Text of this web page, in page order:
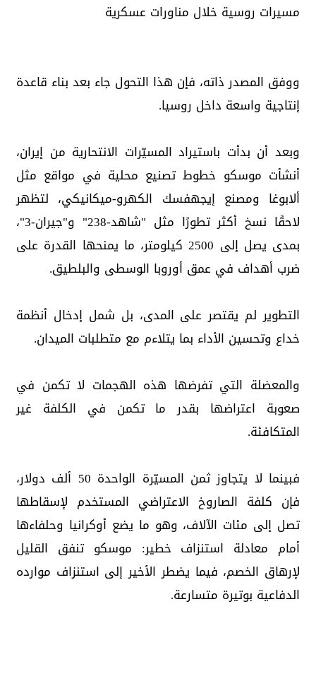
مسيرات روسية خلال مناورات عسكرية
ووفق المصدر ذاته، فإن هذا التحول جاء بعد بناء قاعدة
إنتاجية واسعة داخل روسيا.
وبعد أن بدأت باستيراد المسيّرات الانتحارية من إيران،
أنشأت موسكو خطوط تصنيع محلية في مواقع مثل
ألابوغا ومصنع إيجهفسك الكهرو-ميكانيكي، لتظهر
لاحقًا نسخ أكثر تطورًا مثل "شاهد-238" و"جيران-3"،
بمدى يصل إلى 2500 كيلومتر، ما يمنحها القدرة على
ضرب أهداف في عمق أوروبا الوسطى والبلطيق.
التطوير لم يقتصر على المدى، بل شمل إدخال أنظمة
خداع وتحسين الأداء بما يتلاءم مع متطلبات الميدان.
والمعضلة التي تفرضها هذه الهجمات لا تكمن في
صعوبة اعتراضها بقدر ما تكمن في الكلفة غير
المتكافئة.
فبينما لا يتجاوز ثمن المسيّرة الواحدة 50 ألف دولار،
فإن كلفة الصاروخ الاعتراضي المستخدم لإسقاطها
تصل إلى مئات الآلاف، وهو ما يضع أوكرانيا وحلفاءها
أمام معادلة استنزاف خطير: موسكو تنفق القليل
لإرهاق الخصم، فيما يضطر الأخير إلى استنزاف موارده
الدفاعية بوتيرة متسارعة.